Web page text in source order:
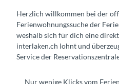
Herzlich willkommen bei der
Ferienwohnungssuche der
weshalb sich für dich eine
interlaken.ch lohnt und
Service der
Nur wenige Klicks vom